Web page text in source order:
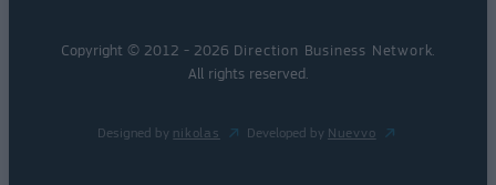
Copyright © 2012 - 2026 Direction Business Network
All rights reserved.
Designed by nikolas Developed by Nuevvo